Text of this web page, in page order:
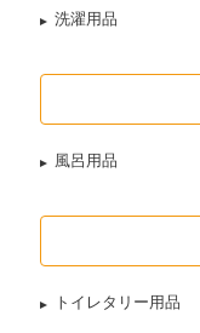
洗濯用品
風呂用品
トイレタリー用品